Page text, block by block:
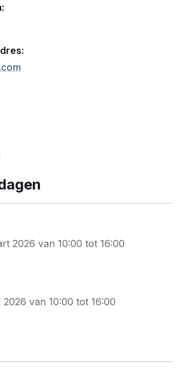
2026 van 10:00 tot 16:00
2026 van 10:00 tot 16:00